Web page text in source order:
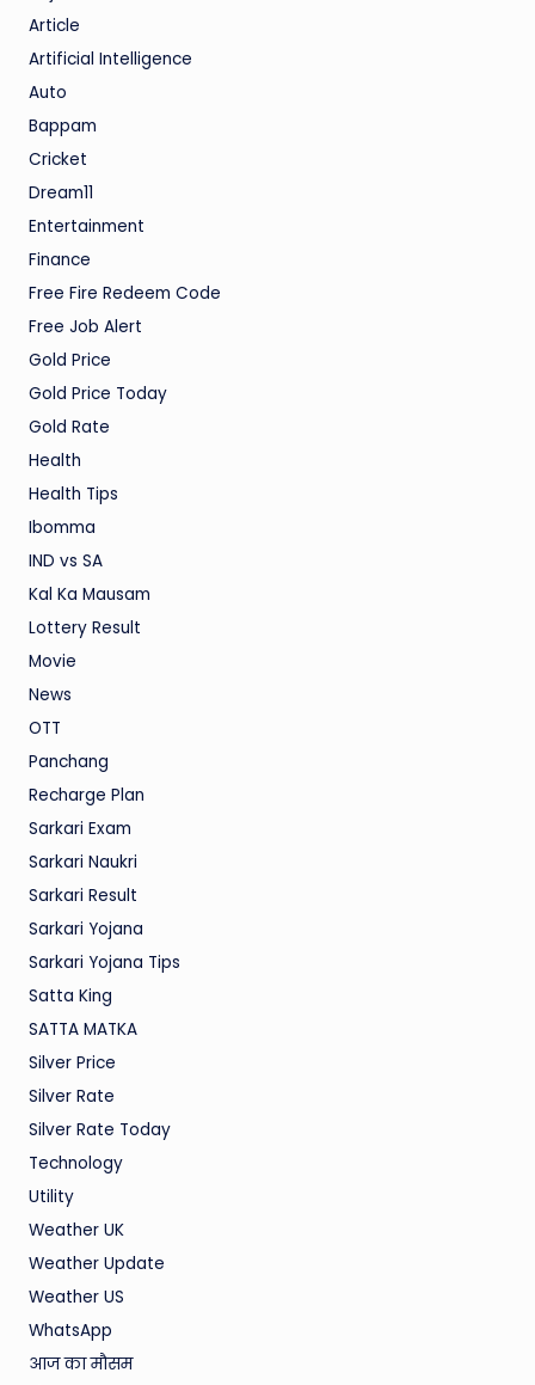
Article
Artificial Intelligence
Auto
Bappam
Cricket
Dream11
Entertainment
Finance
Free Fire Redeem Code
Free Job Alert
Gold Price
Gold Price Today
Gold Rate
Health
Health Tips
Ibomma
IND vs SA
Kal Ka Mausam
Lottery Result
Movie
News
OTT
Panchang
Recharge Plan
Sarkari Exam
Sarkari Naukri
Sarkari Result
Sarkari Yojana
Sarkari Yojana Tips
Satta King
SATTA MATKA
Silver Price
Silver Rate
Silver Rate Today
Technology
Utility
Weather UK
Weather Update
Weather US
WhatsApp
आज का मौसम